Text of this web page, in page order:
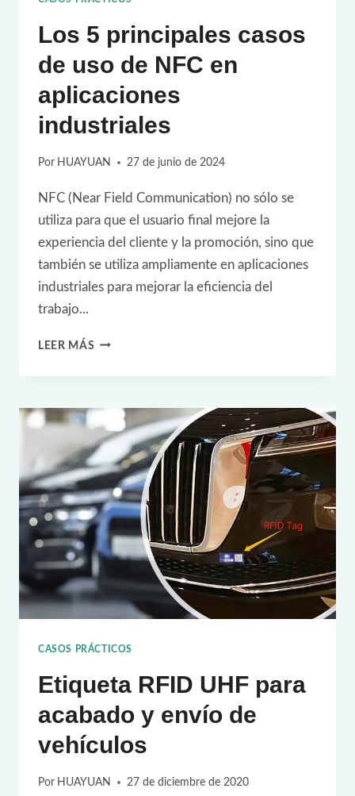
Los 5 principales casos
de uso de NFC en
aplicaciones
industriales
Por HUAYUAN 27 de junio de 2024
NFC (Near Field Communication) no sólo se
utiliza para que el usuario final mejore la
experiencia del cliente y la promoción, sino que
también se utiliza ampliamente en aplicaciones
industriales para mejorar la eficiencia del
trabajo...
LEER MÁS LOS
CASOS
DE
USO
DE
NFC
EN
APLICACIONES
INDUSTRIALES
CASOS PRÁCTICOS
Etiqueta RFID UHF para
acabado y envío de
vehículos
Por HUAYUAN 27 de diciembre de 2020